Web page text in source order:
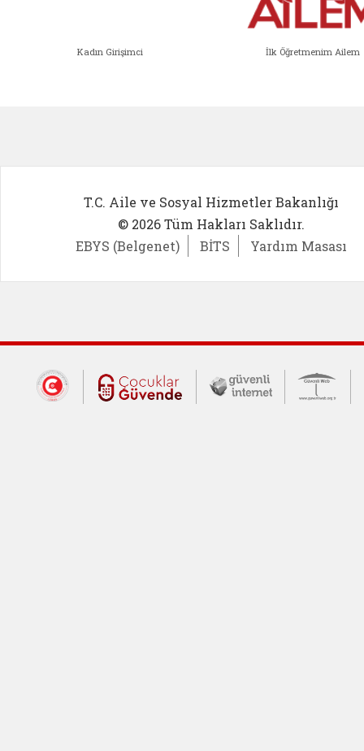
Kadın Girişimci İlk Öğretmenim Ailem
T.C. Aile ve Sosyal Hizmetler Bakanlığı
© 2026 Tüm Hakları Saklıdır.
EBYS (Belgenet)
BİTS Yardım Masası
Dış Bağlantılar
Cumhurbaşkanlığı İletişim Merkezi
Çocuklar Güvende (yeni
Güvenli